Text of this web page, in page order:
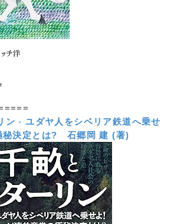
ン -ユダヤ人をシベリア鉄道へ乗せ
決定とは?
石郷岡 建 (著)